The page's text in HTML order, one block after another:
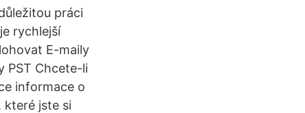
práci
rychlejší
E-maily
PST Chcete-li
informace o
které jste si